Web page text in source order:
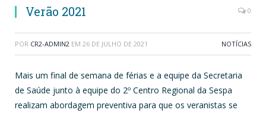
Verão 2021 0
POR CR2-ADMIN2 EM 26 DE JULHO DE 2021 NOTÍCIAS
Mais um final de semana de férias e a equipe da Secretaria
de Saúde junto à equipe do 2º Centro Regional da Sespa
realizam abordagem preventiva para que os veranistas se